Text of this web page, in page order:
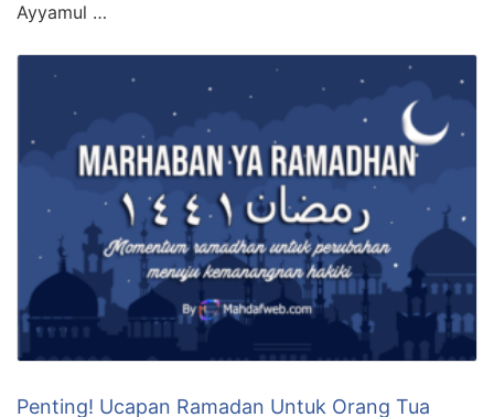
Ayyamul …
Penting! Ucapan Ramadan Untuk Orang Tua